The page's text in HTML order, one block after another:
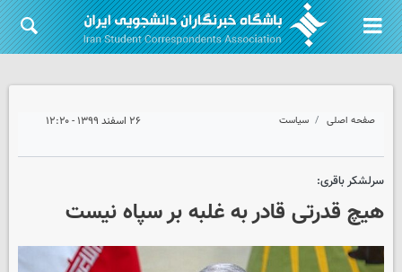
صفحه اصلی سیاست ۲۶ اسفند ۱۳۹۹ - ۱۲:۲۰
سرلشکر باقری:
هیچ قدرتی قادر به غلبه بر سپاه نیست